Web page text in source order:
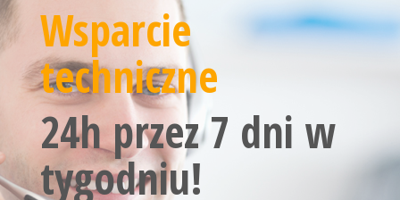
Wsparcie
techniczne
24h przez 7 dni w
tygodniu!